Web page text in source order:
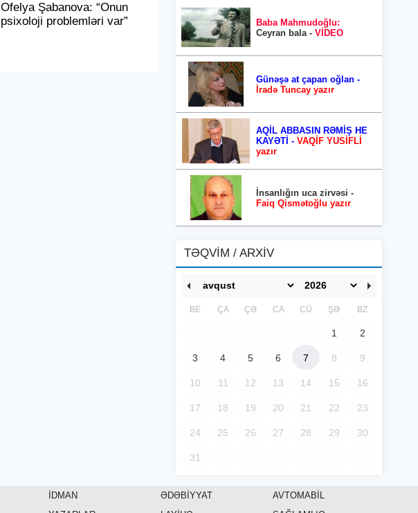
Ofelya Şabanova: “Onun
psixoloji problemləri var”
Baba Mahmudoğlu:
Ceyran bala - VİDEO
Günəşə at çapan oğlan -
İradə Tuncay yazır
AQİL ABBASIN RƏMİŞ HE
KAYƏTİ - VAQİF YUSİFLİ
yazır
İnsanlığın uca zirvəsi -
Faiq Qismətoğlu yazır
TƏQVİM / ARXİV
BE ÇA ÇƏ CA CÜ ŞƏ BZ
1 2
3 4 5 6 7 8 9
10 11 12 13 14 15 16
17 18 19 20 21 22 23
24 25 26 27 28 29 30
31
İDMAN
ƏDƏBİYYAT
AVTOMABİL